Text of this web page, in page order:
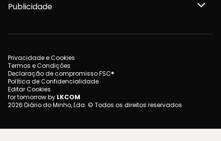
Publicidade
Privacidade e Cookies
Termos e Condições
Declaração de compromisso FSC®
Política de Confidencialidade
Editar Cookies
for tomorrow by LKCOM
2026 Diário do Minho, Lda. © Todos os direitos reservados